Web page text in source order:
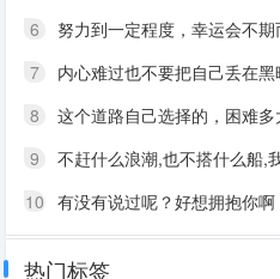
6
努力到一定程度，幸运会不期
7
内心难过也不要把自己丢在黑暗中，无限放大自己的情绪。按时睡觉，好好吃饭，洗个热乎的澡，喝甜甜的奶
8
这个道路自己选择的，困难
9
不赶什么浪潮,也不搭什么船,
10 有没有说过呢？好想拥抱你啊
热门标签